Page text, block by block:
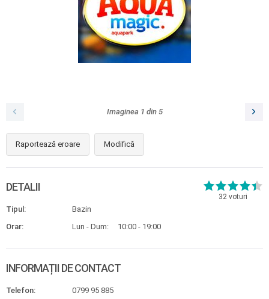
Imaginea 1 din 5
Raportează eroare Modifică
32 voturi
DETALII
Tipul:
Bazin
Orar:
Lun - Dum: 10:00 - 19:00
INFORMAȚII DE CONTACT
Telefon:
0799 95 885